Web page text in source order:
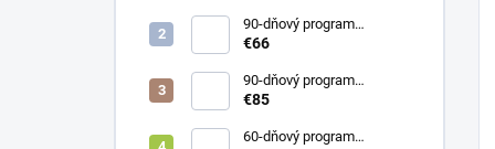
500 ml
90-dňový program
KolagenDrink Collagen 10
kolagén 3 x 300 g
€66
90-dňový program
ABSORB COLLAGEN
3x30 vrecúšok
€85
60-dňový program